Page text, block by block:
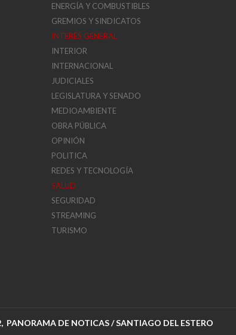
ENERGÍA Y COMBUSTIBLES
GREMIOS Y SINDICATOS
INTERÉS GENERAL
INTERIOR
INTERNACIONAL
JUDICIALES
LEGISLATURA Y SENADO
MEDIOAMBIENTE
OBRA PÚBLICA
OPINIÓN
POLITICA
REDES Y TECNOLOGÍA
SALUD
SEGURIDAD
STREAMING
TURISMO
PANORAMA DE NOTICAS / SANTIAGO DEL ESTERO